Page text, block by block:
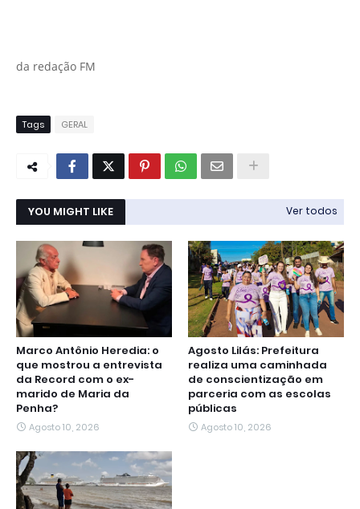
da redação FM
Tags GERAL
YOU MIGHT LIKE Ver todos
Marco Antônio Heredia: o
que mostrou a entrevista
da Record com o ex-
marido de Maria da
Penha?
Agosto 10, 2026
Agosto Lilás: Prefeitura
realiza uma caminhada
de conscientização em
parceria com as escolas
públicas
Agosto 10, 2026